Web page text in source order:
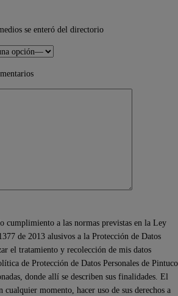
se enteró del directorio
cumplimiento a las normas previstas en la Ley
de 2013 alusivos a la Protección de Datos
el tratamiento y recolección de mis datos
de Protección de Datos Personales de Pintuco
donde allí se describen sus finalidades. El
momento, hacer uso de sus derechos a